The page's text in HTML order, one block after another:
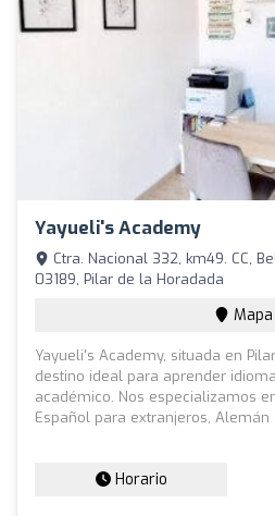
Yayueli's Academy
Ctra. Nacional 332, km49. CC,
03189, Pilar de la Horadada
Mapa
Yayueli's Academy, situada en
destino ideal para aprender
académico. Nos especializamos
Español para extranjeros, Alemán
Horario